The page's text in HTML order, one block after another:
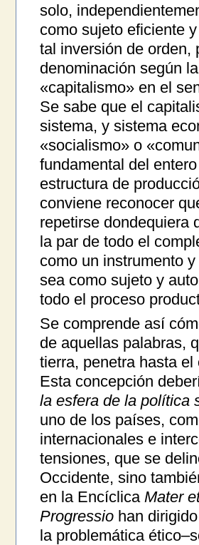
solo,
como sujeto eficiente
tal inversión de orden,
denominación según
«capitalismo» en el
Se sabe que el
sistema, y sistema
«socialismo» o
fundamental del
estructura de
conviene reconocer
repetirse dondequiera
la par de todo el
como un instrumento
sea como sujeto y
todo el proceso
Se comprende así
de aquellas palabras,
tierra, penetra hasta
Esta concepción
la esfera de la política
uno de los países,
internacionales e
tensiones, que se
Occidente, sino
en la Encíclica Mater
Progressiohan dirigido
la problemática